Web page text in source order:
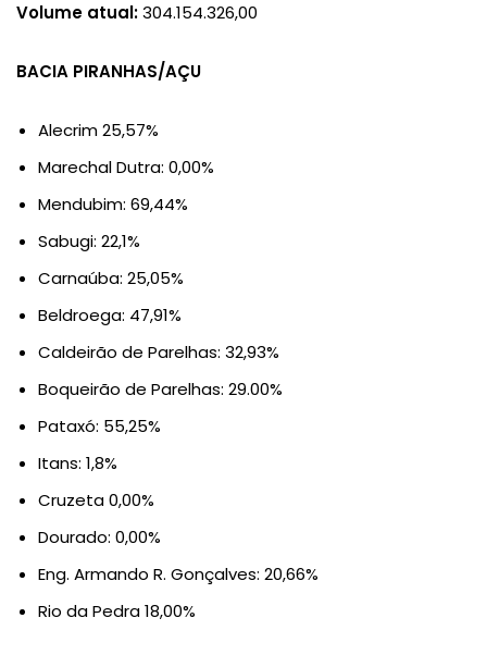
Volume atual:304.154.326,00
BACIA PIRANHAS/AÇU
Alecrim 25,57%
Marechal Dutra: 0,00%
Mendubim: 69,44%
Sabugi: 22,1%
Carnaúba: 25,05%
Beldroega: 47,91%
Caldeirão de Parelhas: 32,93%
Boqueirão de Parelhas: 29.00%
Pataxó: 55,25%
Itans: 1,8%
Cruzeta 0,00%
Dourado: 0,00%
Eng. Armando R. Gonçalves: 20,66%
Rio da Pedra 18,00%